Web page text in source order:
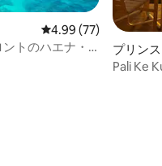
評価 レビュー77件、5つ
4.99 (77)
トのハエナ・
プリン
ン・ア
Pali Ke